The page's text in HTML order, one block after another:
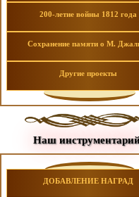
200-летие войны 1812 года
Сохранение памяти о М.
Другие проекты
Наш
ДОБАВЛЕНИЕ НАГРАД